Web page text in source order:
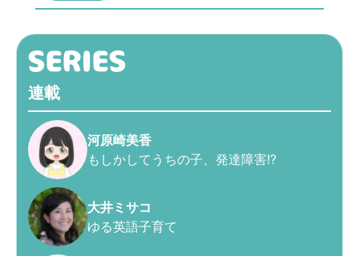
連載
河原崎美香
もしかしてうちの子、発達障害!?
大井ミサコ
ゆる英語子育て